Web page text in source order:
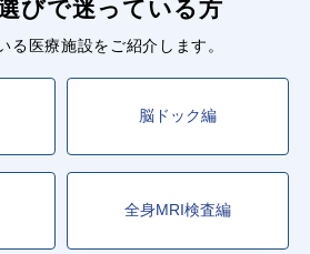
びで迷っている方
る医療施設をご紹介します。
脳ドック編
全身MRI検査編